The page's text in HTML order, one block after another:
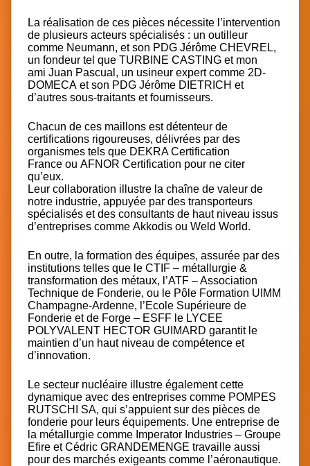
La réalisation de ces pièces nécessite l’intervention
de plusieurs acteurs spécialisés : un outilleur
comme Neumann, et son PDG Jérôme CHEVREL,
un fondeur tel que TURBINE CASTING et mon
ami Juan Pascual , un usineur expert comme 2D-
DOMECA et son PDG Jérôme DIETRICH et
d’autres sous-traitants et fournisseurs.
Chacun de ces maillons est détenteur de
certifications rigoureuses, délivrées par des
organismes tels que DEKRA Certification
France ou AFNOR Certification pour ne citer
qu’eux.
Leur collaboration illustre la chaîne de valeur de
notre industrie, appuyée par des transporteurs
spécialisés et des consultants de haut niveau issus
d’entreprises comme Akkodis ou Weld World.
En outre, la formation des équipes, assurée par des
institutions telles que le CTIF – métallurgie &
transformation des métaux, l’ATF – Association
Technique de Fonderie, ou le Pôle Formation UIMM
Champagne-Ardenne, l’Ecole Supérieure de
Fonderie et de Forge – ESFF le LYCEE
POLYVALENT HECTOR GUIMARD garantit le
maintien d’un haut niveau de compétence et
d’innovation.
Le secteur nucléaire illustre également cette
dynamique avec des entreprises comme POMPES
RUTSCHI SA, qui s’appuient sur des pièces de
fonderie pour leurs équipements. Une entreprise de
la métallurgie comme Imperator Industries – Groupe
Efire etCédric GRANDEMENGE travaille aussi
pour des marchés exigeants comme l’aéronautique.